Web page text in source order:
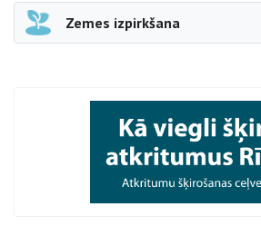
Zemes izpirkšana